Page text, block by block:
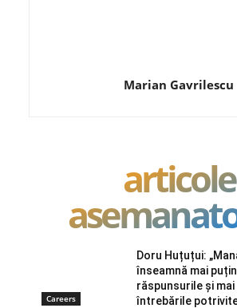
Marian Gavrilescu
articole
Careers
Doru Huțuțui:
înseamnă mai
răspunsurile și
întrebările